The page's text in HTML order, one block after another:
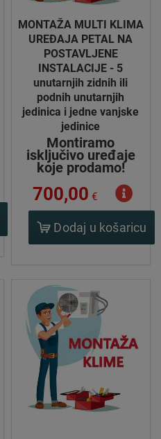
MONTAŽA MULTI KLIMA
UREĐAJA PETAL NA
POSTAVLJENE
INSTALACIJE - 5
unutarnjih zidnih ili
podnih unutarnjih
jedinica i jedne vanjske
jedinice
Montiramo
isključivo uređaje
koje prodamo!
700,00 €
Dodaj u košaricu